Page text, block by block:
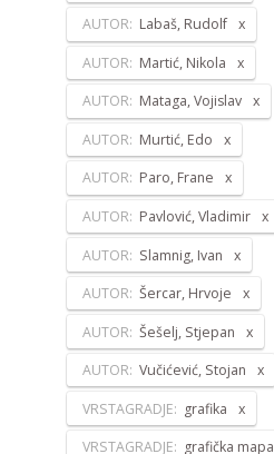
AUTOR: Labaš, Rudolf
AUTOR: Martić, Nikola
AUTOR: Mataga, Vojislav
AUTOR: Murtić, Edo
AUTOR: Paro, Frane
AUTOR: Pavlović, Vladimir
AUTOR: Slamnig, Ivan
AUTOR: Šercar, Hrvoje
AUTOR: Šešelj, Stjepan
AUTOR: Vučićević, Stojan
VRSTAGRADJE: grafika
VRSTAGRADJE: grafička mapa